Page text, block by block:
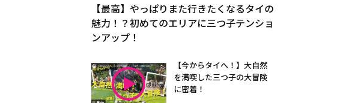
【最高】やっぱりまた行きたくなるタイの
魅力！？初めてのエリアに三つ子テンショ
ンアップ！
【今からタイへ！】大自然
を満喫した三つ子の大冒険
に密着！